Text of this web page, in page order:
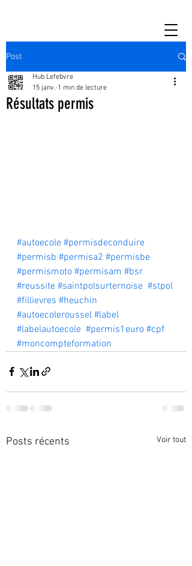
Post
Résultats permis
Hub Lefebvre
15 janv. 1 min de lecture
#autoecole #permisdeconduire
#permisb #permisa2 #permisbe
#permismoto #permisam #bsr
#reussite #saintpolsurternoise #stpol
#fillievres #heuchin
#autoecoleroussel #label
#labelautoecole #permis1euro #cpf
#moncompteformation
Posts récents Voir tout